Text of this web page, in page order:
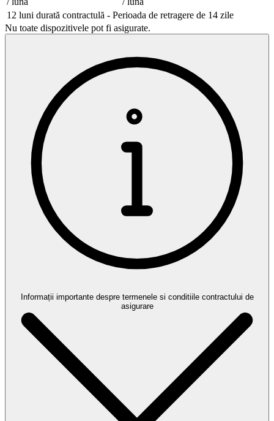
12 luni durată contractulă - Perioada de retragere de 14 zile
Nu toate dispozitivele pot fi asigurate.
Informații importante despre termenele si conditiile contractului de
asigurare